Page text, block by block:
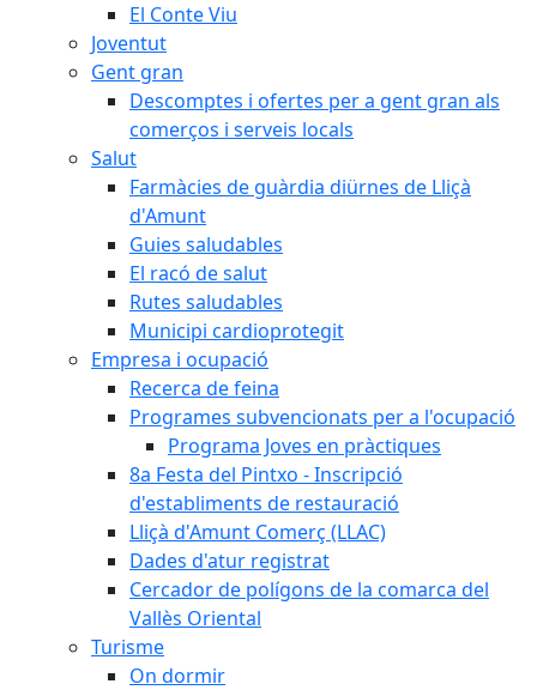
El Conte Viu
Joventut
Gent gran
Descomptes i ofertes per a gent gran als
comerços i serveis locals
Salut
Farmàcies de guàrdia diürnes de Lliçà
d'Amunt
Guies saludables
El racó de salut
Rutes saludables
Municipi cardioprotegit
Empresa i ocupació
Recerca de feina
Programes subvencionats per a l'ocupació
Programa Joves en pràctiques
8a Festa del Pintxo - Inscripció
d'establiments de restauració
Lliçà d'Amunt Comerç (LLAC)
Dades d'atur registrat
Cercador de polígons de la comarca del
Vallès Oriental
Turisme
On dormir